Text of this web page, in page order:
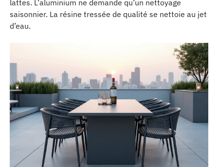
lattes. L’aluminium ne demande qu’un nettoyage
saisonnier. La résine tressée de qualité se nettoie au jet
d’eau.